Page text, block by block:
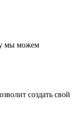
мы можем
создать свой